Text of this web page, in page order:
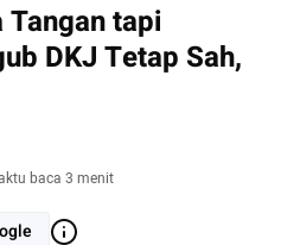
Tangan tapi
DKJ Tetap Sah,
baca 3 menit